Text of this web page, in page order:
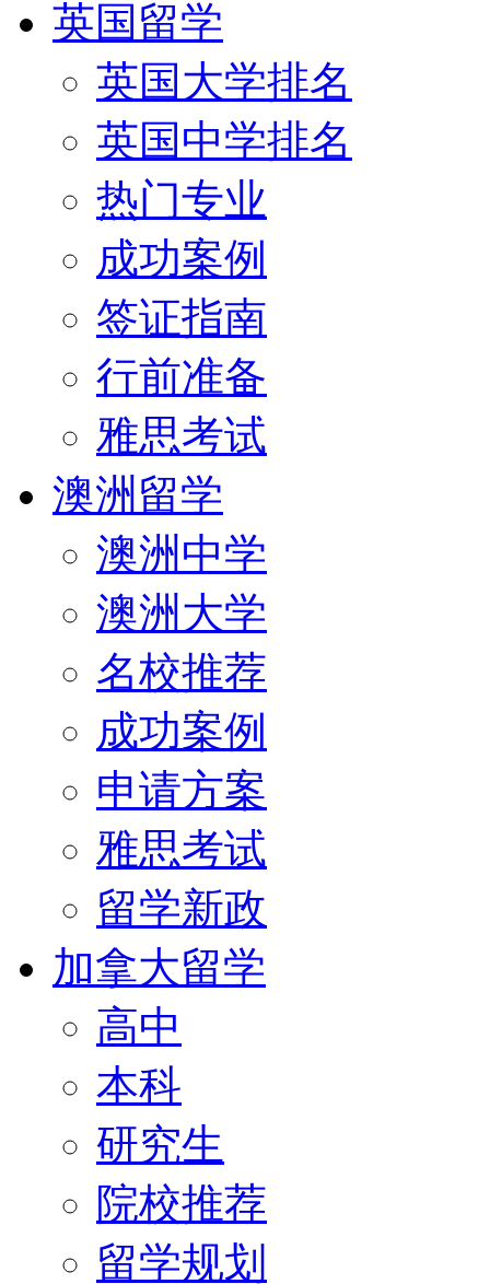
英国留学
英国大学排名
英国中学排名
热门专业
成功案例
签证指南
行前准备
雅思考试
澳洲留学
澳洲中学
澳洲大学
名校推荐
成功案例
申请方案
雅思考试
留学新政
加拿大留学
高中
本科
研究生
院校推荐
留学规划